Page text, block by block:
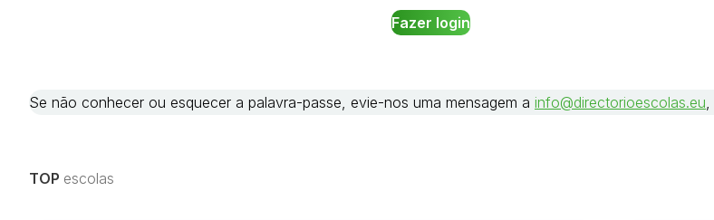
Se não conhecer ou esquecer a palavra-passe, evie-nos uma mensagem a info@directorioescolas.eu
TOP escolas